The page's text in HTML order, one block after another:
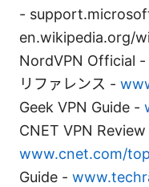
-
en.wikipedia.org/
NordVPN Official
リファレンス -
Geek VPN Guide -
CNET VPN
www.cnet.com/
Guide -